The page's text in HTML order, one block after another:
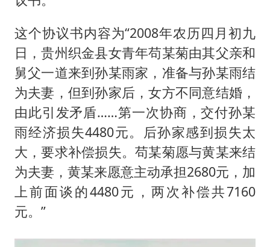
这个协议书内容为“2008年农历四月初九
日，贵州织金县女青年苟某菊由其父亲和
舅父一道来到孙某雨家，准备与孙某雨结
为夫妻，但到孙家后，女方不同意结婚，
由此引发矛盾……第一次协商，交付孙某
雨经济损失4480元。后孙家感到损失太
大，要求补偿损失。苟某菊愿与黄某来结
为夫妻，黄某来愿意主动承担2680元，加
上前面谈的4480元，两次补偿共7160
元。”